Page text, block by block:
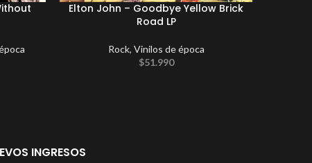
Elton John ‎– Goodbye Yellow Brick
Road LP
Rock, Vinilos de época
$51.990
INGRESOS